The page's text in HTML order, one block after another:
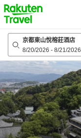
to
top
page
京都東山悅榕莊酒店
8/20/2026 - 8/21/2026